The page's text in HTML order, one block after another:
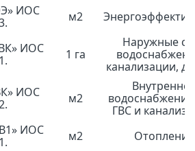
ИОС
м2
ИОС
1 га
Наружные
канализации,
ИОС
м2
ГВС и
ИОС
м2 Отопление